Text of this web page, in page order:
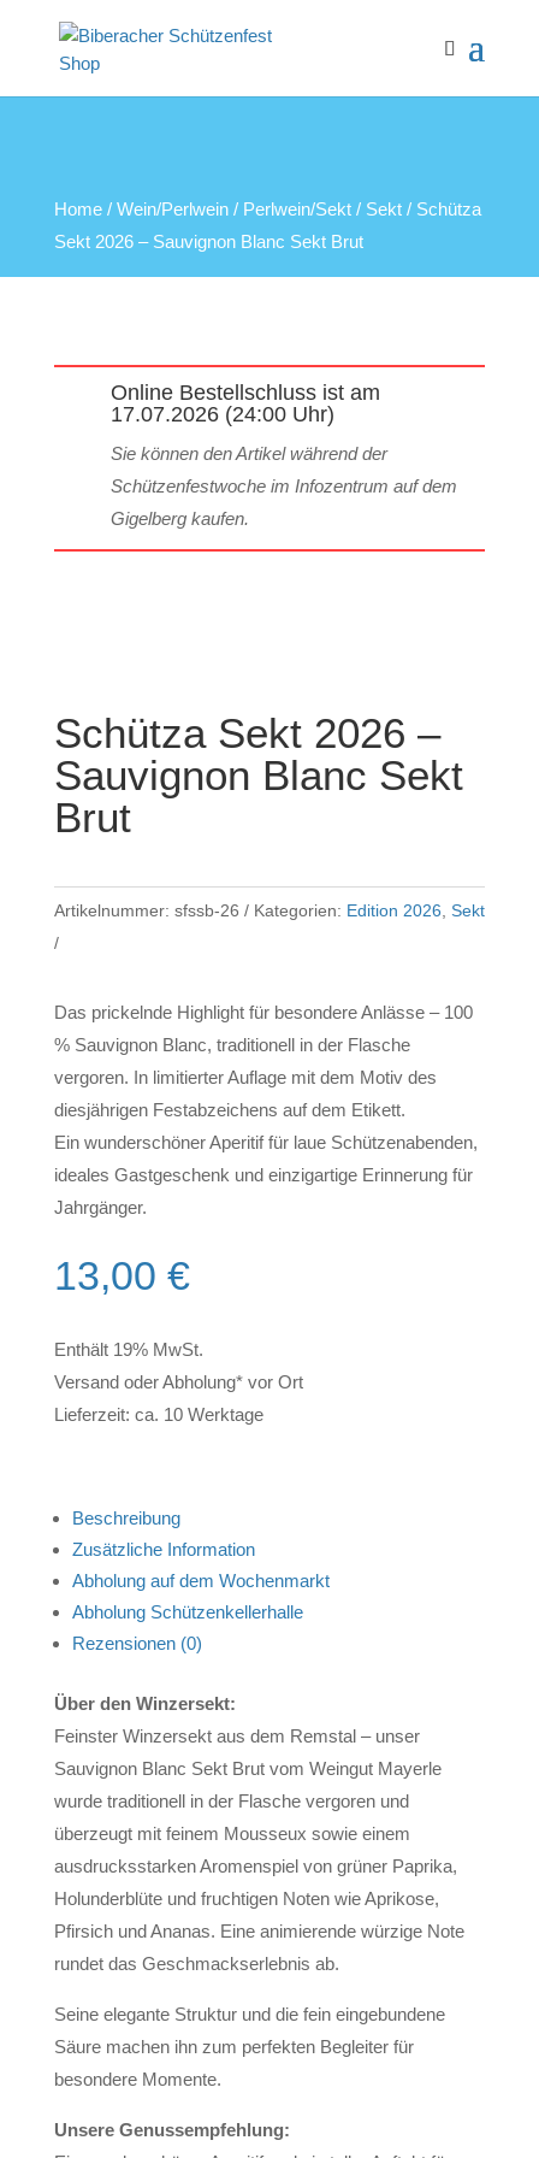
Home/ Wein/Perlwein/ Perlwein/Sekt/ Sekt/ Schütza
Sekt 2026 – Sauvignon Blanc Sekt Brut
Online Bestellschluss ist am
17.07.2026 (24:00 Uhr)
Sie können den Artikel während der
Schützenfestwoche im Infozentrum auf dem
Gigelberg kaufen.
Schütza Sekt 2026 –
Sauvignon Blanc Sekt
Brut
Artikelnummer: sfssb-26 Kategorien: Edition 2026 Sekt
Das prickelnde Highlight für besondere Anlässe – 100
% Sauvignon Blanc, traditionell in der Flasche
vergoren. In limitierter Auflage mit dem Motiv des
diesjährigen Festabzeichens auf dem Etikett.
Ein wunderschöner Aperitif für laue Schützenabenden,
ideales Gastgeschenk und einzigartige Erinnerung für
Jahrgänger.
13,00 €
Enthält 19% MwSt.
Versand oder Abholung* vor Ort
Lieferzeit: ca. 10 Werktage
Beschreibung
Zusätzliche Information
Abholung auf dem Wochenmarkt
Abholung Schützenkellerhalle
Rezensionen (0)
Über den Winzersekt:
Feinster Winzersekt aus dem Remstal – unser
Sauvignon Blanc Sekt Brut vom Weingut Mayerle
wurde traditionell in der Flasche vergoren und
überzeugt mit feinem Mousseux sowie einem
ausdrucksstarken Aromenspiel von grüner Paprika,
Holunderblüte und fruchtigen Noten wie Aprikose,
Pfirsich und Ananas. Eine animierende würzige Note
rundet das Geschmackserlebnis ab.
Seine elegante Struktur und die fein eingebundene
Säure machen ihn zum perfekten Begleiter für
besondere Momente.
Unsere Genussempfehlung: